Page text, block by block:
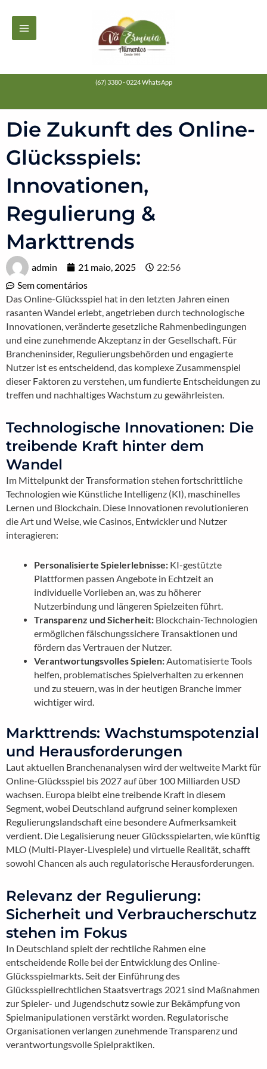
para
MENU
(67) 3380 - 0224 WhatsApp
Die Zukunft des Online-
Glücksspiels:
Innovationen,
Regulierung &
Markttrends
admin 21 maio, 2025
22:56
Sem comentários
Das Online-Glücksspiel hat in den letzten Jahren einen
rasanten Wandel erlebt, angetrieben durch technologische
Innovationen, veränderte gesetzliche Rahmenbedingungen
und eine zunehmende Akzeptanz in der Gesellschaft. Für
Brancheninsider, Regulierungsbehörden und engagierte
Nutzer ist es entscheidend, das komplexe Zusammenspiel
dieser Faktoren zu verstehen, um fundierte Entscheidungen zu
treffen und nachhaltiges Wachstum zu gewährleisten.
Technologische Innovationen: Die
treibende Kraft hinter dem
Wandel
Im Mittelpunkt der Transformation stehen fortschrittliche
Technologien wie Künstliche Intelligenz (KI), maschinelles
Lernen und Blockchain. Diese Innovationen revolutionieren
die Art und Weise, wie Casinos, Entwickler und Nutzer
interagieren:
Personalisierte Spielerlebnisse:KI-gestützte
Plattformen passen Angebote in Echtzeit an
individuelle Vorlieben an, was zu höherer
Nutzerbindung und längeren Spielzeiten führt.
Transparenz und Sicherheit:Blockchain-Technologien
ermöglichen fälschungssichere Transaktionen und
fördern das Vertrauen der Nutzer.
Verantwortungsvolles Spielen:Automatisierte Tools
helfen, problematisches Spielverhalten zu erkennen
und zu steuern, was in der heutigen Branche immer
wichtiger wird.
Markttrends: Wachstumspotenzial
und Herausforderungen
Laut aktuellen Branchenanalysen wird der weltweite Markt für
Online-Glücksspiel bis 2027 auf über 100 Milliarden USD
wachsen. Europa bleibt eine treibende Kraft in diesem
Segment, wobei Deutschland aufgrund seiner komplexen
Regulierungslandschaft eine besondere Aufmerksamkeit
verdient. Die Legalisierung neuer Glücksspielarten, wie künftig
MLO (Multi-Player-Livespiele) und virtuelle Realität, schafft
sowohl Chancen als auch regulatorische Herausforderungen.
Relevanz der Regulierung:
Sicherheit und Verbraucherschutz
stehen im Fokus
In Deutschland spielt der rechtliche Rahmen eine
entscheidende Rolle bei der Entwicklung des Online-
Glücksspielmarkts. Seit der Einführung des
Glücksspiellrechtlichen Staatsvertrags 2021 sind Maßnahmen
zur Spieler- und Jugendschutz sowie zur Bekämpfung von
Spielmanipulationen verstärkt worden. Regulatorische
Organisationen verlangen zunehmende Transparenz und
verantwortungsvolle Spielpraktiken.